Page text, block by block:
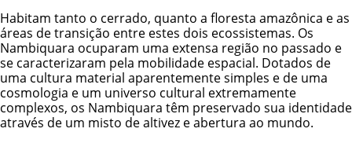
Habitam tanto o cerrado, quanto a floresta amazônica e as
áreas de transição entre estes dois ecossistemas. Os
Nambiquara ocuparam uma extensa região no passado e
se caracterizaram pela mobilidade espacial. Dotados de
uma cultura material aparentemente simples e de uma
cosmologia e um universo cultural extremamente
complexos, os Nambiquara têm preservado sua identidade
através de um misto de altivez e abertura ao mundo.